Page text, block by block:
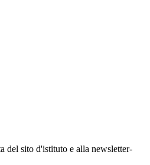
del sito d'istituto e alla newsletter-